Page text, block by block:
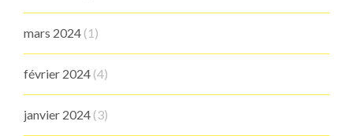
mars 2024 (1)
février 2024 (4)
janvier 2024 (3)